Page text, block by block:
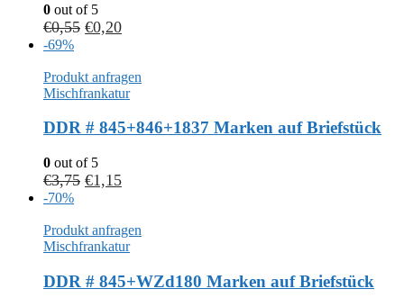
0 out of 5
€0,55 €0,20
-69%
Produkt anfragen
Mischfrankatur
DDR # 845+846+1837 Marken auf Briefstück
0 out of 5
€3,75 €1,15
-70%
Produkt anfragen
Mischfrankatur
DDR # 845+WZd180 Marken auf Briefstück